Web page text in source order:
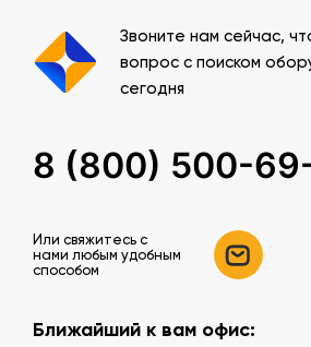
Звоните нам сейчас,
вопрос с поиском
сегодня
8 (800) 500-
Или свяжитесь c
нами любым удобным
способом
Ближайший к вам офис: